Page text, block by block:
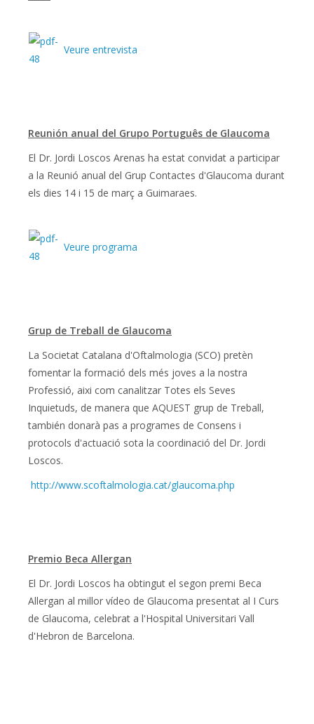
Veure entrevista
Reunión anual del Grupo Português de Glaucoma
El Dr. Jordi Loscos Arenas ha estat convidat a participar
a la Reunió anual del Grup Contactes d'Glaucoma durant
els dies 14 i 15 de març a Guimaraes.
Veure programa
Grup de Treball de Glaucoma
La Societat Catalana d'Oftalmologia (SCO) pretèn
fomentar la formació dels més joves a la nostra
Professió, aixi com canalitzar Totes els Seves
Inquietuds, de manera que AQUEST grup de Treball,
también donarà pas a programes de Consens i
protocols d'actuació sota la coordinació del Dr. Jordi
Loscos.
http://www.scoftalmologia.cat/glaucoma.php
Premio Beca Allergan
El Dr. Jordi Loscos ha obtingut el segon premi Beca
Allergan al millor vídeo de Glaucoma presentat al I Curs
de Glaucoma, celebrat a l'Hospital Universitari Vall
d'Hebron de Barcelona.